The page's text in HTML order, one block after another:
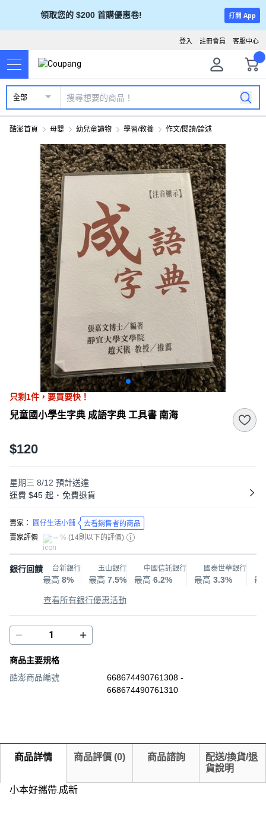
領取您的 $200 首購優惠卷! 打開 App
客服中心
註冊會員
登入
全部
酷澎首頁 母嬰 幼兒童讀物 學習/教養 作文/閱讀/論述
只剩1件， 要買要快！
兒童國小學生字典 成語字典 工具書 南海
$120
星期三 8/12 預計送達
運費 $45 起 ･ 免費退貨
賣家： 圓仔生活小舖
去看銷售者的商品
賣家評價
-- % (14則以下的評價)
銀行回饋 台新銀行
最高 8%
玉山銀行
最高 7.5%
中國信託銀行
最高 6.2%
國泰世華銀行
最高 3.3% 最
查看所有銀行優惠活動
商品主要規格
酷澎商品編號
668674490761308 -
668674490761310
商品詳情 商品評價 (0) 商品諮詢
配送/換貨/退
貨說明
小本好攜帶.成新